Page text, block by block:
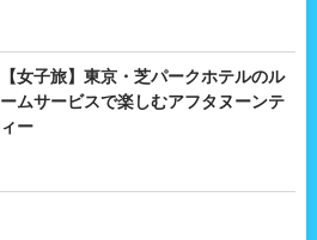
【女子旅】東京・芝パークホテルのル
ームサービスで楽しむアフタヌーンテ
ィー